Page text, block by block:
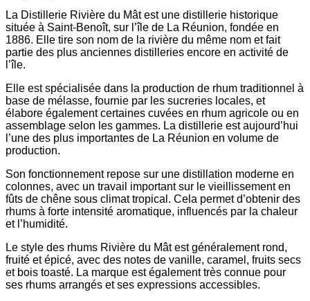
La Distillerie Rivière du Mât est une distillerie historique
située à Saint-Benoît, sur l’île de La Réunion, fondée en
1886. Elle tire son nom de la rivière du même nom et fait
partie des plus anciennes distilleries encore en activité de
l’île.
Elle est spécialisée dans la production de rhum traditionnel à
base de mélasse, fournie par les sucreries locales, et
élabore également certaines cuvées en rhum agricole ou en
assemblage selon les gammes. La distillerie est aujourd’hui
l’une des plus importantes de La Réunion en volume de
production.
Son fonctionnement repose sur une distillation moderne en
colonnes, avec un travail important sur le vieillissement en
fûts de chêne sous climat tropical. Cela permet d’obtenir des
rhums à forte intensité aromatique, influencés par la chaleur
et l’humidité.
Le style des rhums Rivière du Mât est généralement rond,
fruité et épicé, avec des notes de vanille, caramel, fruits secs
et bois toasté. La marque est également très connue pour
ses rhums arrangés et ses expressions accessibles.